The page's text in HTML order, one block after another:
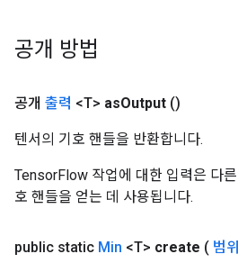
공개 방법
공개 출력 <T> asOutput ()
텐서의 기호 핸들을 반환합니다.
TensorFlow 작업에 대한 입력은 다
호 핸들을 얻는 데 사용됩니다.
public static Min <T> create ( 범위